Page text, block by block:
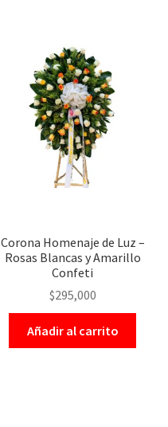
Corona Homenaje de Luz –
Rosas Blancas y Amarillo
Confeti
$295,000
Añadir al carrito